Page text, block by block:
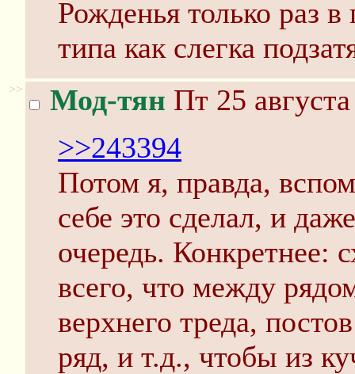
Рожденья только раз
типа как слегка
>> Мод-тян Пт 25
>>243394
Потом я, правда,
себе это сделал, и
очередь. Конкретнее:
всего, что между
верхнего треда,
ряд, и т.д., чтобы из